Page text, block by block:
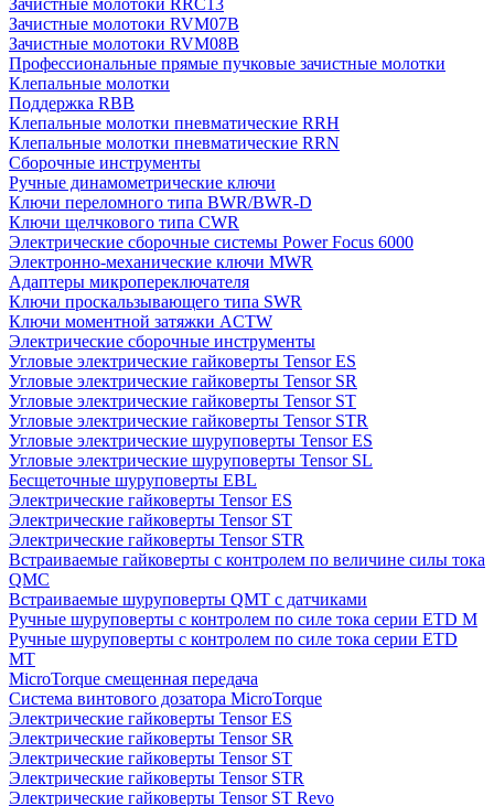
Зачистные молотоки RRC13
Зачистные молотоки RVM07B
Зачистные молотоки RVM08B
Профессиональные прямые пучковые зачистные молотки
Клепальные молотки
Поддержка RBB
Клепальные молотки пневматические RRH
Клепальные молотки пневматические RRN
Сборочные инструменты
Ручные динамометрические ключи
Ключи переломного типа BWR/BWR-D
Ключи щелчкового типа CWR
Электрические сборочные системы Power Focus 6000
Электронно-механические ключи MWR
Адаптеры микропереключателя
Ключи проскальзывающего типа SWR
Ключи моментной затяжки ACTW
Электрические сборочные инструменты
Угловые электрические гайковерты Tensor ES
Угловые электрические гайковерты Tensor SR
Угловые электрические гайковерты Tensor ST
Угловые электрические гайковерты Tensor STR
Угловые электрические шуруповерты Tensor ES
Угловые электрические шуруповерты Tensor SL
Бесщеточные шуруповерты EBL
Электрические гайковерты Tensor ES
Электрические гайковерты Tensor ST
Электрические гайковерты Tensor STR
Встраиваемые гайковерты с контролем по величине силы тока
QMC
Встраиваемые шуруповерты QMT с датчиками
Ручные шуруповерты с контролем по силе тока серии ETD M
Ручные шуруповерты с контролем по силе тока серии ETD
MT
MicroTorque смещенная передача
Система винтового дозатора MicroTorque
Электрические гайковерты Tensor ES
Электрические гайковерты Tensor SR
Электрические гайковерты Tensor ST
Электрические гайковерты Tensor STR
Электрические гайковерты Tensor ST Revo